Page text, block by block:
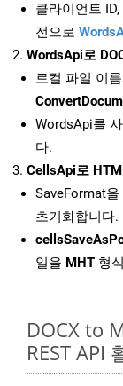
클라이언트
전으로
WordsApi로
로컬 파일 이
WordsApi를
다.
CellsApi로
SaveFormat
초기화합니다.
일을 MHT 형
DOCX to
REST API